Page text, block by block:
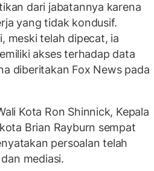
dari jabatannya karena
yang tidak kondusif.
meski telah dipecat, ia
akses terhadap data
diberitakan Fox News pada
Kota Ron Shinnick, Kepala
Brian Rayburn sempat
persoalan telah
mediasi.